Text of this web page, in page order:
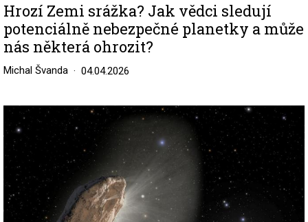
Hrozí Zemi srážka? Jak vědci sledují
potenciálně nebezpečné planetky a může
nás některá ohrozit?
Michal Švanda 04.04.2026
Image